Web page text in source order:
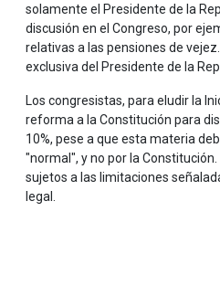
solamente el Presidente de la
discusión en el Congreso, por
relativas a las pensiones de
exclusiva del Presidente de la
Los congresistas, para eludir la
reforma a la Constitución para
10%, pese a que esta materia
"normal", y no por la
sujetos a las limitaciones
legal.